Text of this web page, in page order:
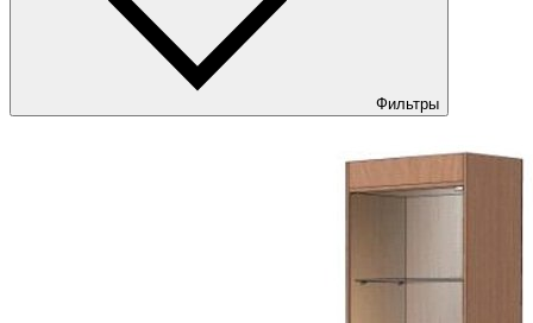
Фильтры